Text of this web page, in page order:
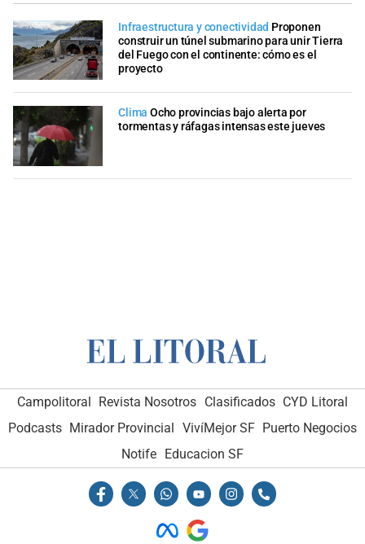
Infraestructura y conectividad Proponen
construir un túnel submarino para unir Tierra
del Fuego con el continente: cómo es el
proyecto
Clima Ocho provincias bajo alerta por
tormentas y ráfagas intensas este jueves
Campolitoral Revista Nosotros Clasificados CYD Litoral
Podcasts Mirador Provincial VivíMejor SF Puerto Negocios
Notife
Educacion SF